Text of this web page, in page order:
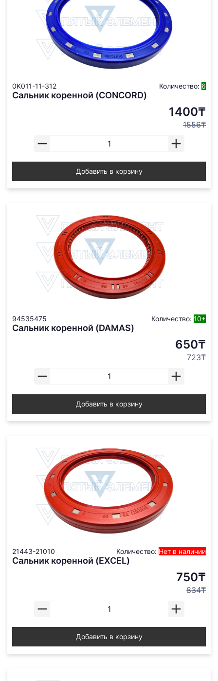
0K011-11-312 Количество: 6
Сальник коренной (CONCORD)
1400₸
1556₸
Добавить в корзину
94535475 Количество: 10+
Сальник коренной (DAMAS)
650₸
723₸
Добавить в корзину
21443-21010 Количество: Нет в наличии
Сальник коренной (EXCEL)
750₸
834₸
Добавить в корзину